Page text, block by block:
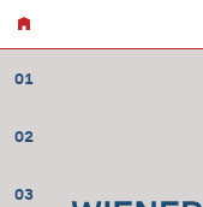
01
02
03